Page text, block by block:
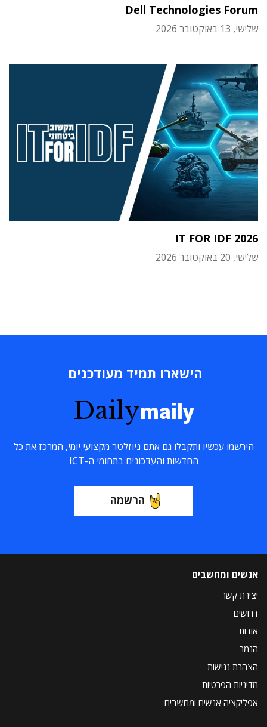
Dell Technologies Forum
שלישי, 13 באוקטובר 2026
IT FOR IDF 2026
שלישי, 20 באוקטובר 2026
הישארו תמיד מעודכנים
Dailymaily
הירשמו עכשיו ותקבלו גם אתם ניוזלטר מקצועי יומי, המרכז את כל
החדשות והעדכונים בתחומי ה-ICT
הרשמה
אנשים ומחשבים
יצירת קשר
דרושים
אודות
הנמר
הצהרת נגישות
מדיניות הפרטיות
אפליקציה אנשים ומחשבים